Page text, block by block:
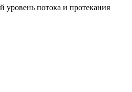
уровень потока и протекания